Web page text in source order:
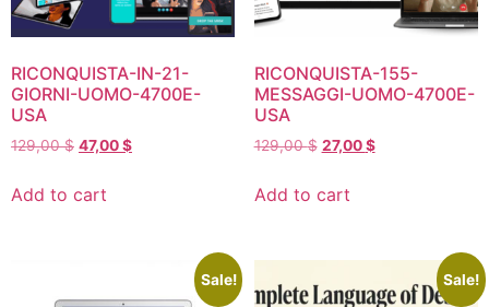
RICONQUISTA-IN-21-
GIORNI-UOMO-4700E-
USA
129,00$ 47,00$
Add to cart
RICONQUISTA-155-
MESSAGGI-UOMO-4700E-
USA
129,00$ 27,00$
Add to cart
Sale! Sale!